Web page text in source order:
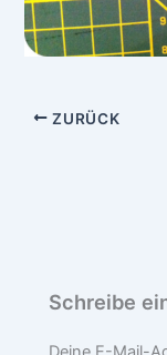
ZURÜCK
Schreibe